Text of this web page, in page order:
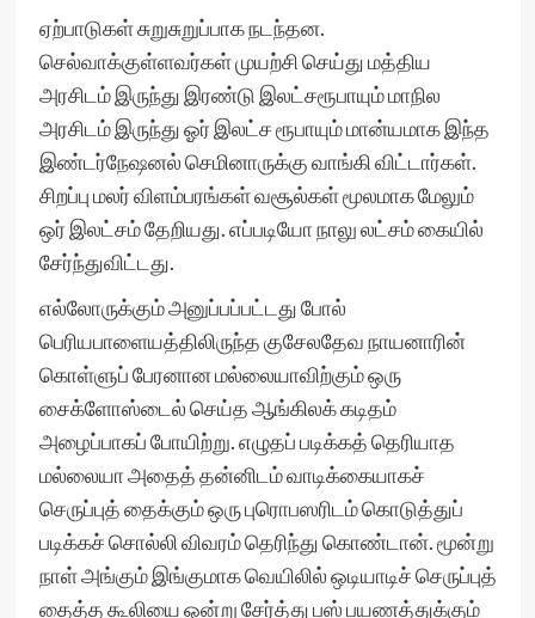
ஏற்பாடுகள் சுறுசுறுப்பாக நடந்தன.
செல்வாக்குள்ளவர்கள் முயற்சி செய்து மத்திய
அரசிடம் இருந்து இரண்டு இலட்சரூபாயும் மாநில
அரசிடம் இருந்து ஓர் இலட்ச ரூபாயும் மான்யமாக இந்த
இண்டர்நேஷனல் செமினாருக்கு வாங்கி விட்டார்கள்.
சிறப்பு மலர் விளம்பரங்கள் வசூல்கள் மூலமாக மேலும்
ஒர் இலட்சம் தேறியது. எப்படியோ நாலு லட்சம் கையில்
சேர்ந்துவிட்டது.
எல்லோருக்கும் அனுப்பப்பட்டது போல்
பெரியபாளையத்திலிருந்த குசேலதேவ நாயனாரின்
கொள்ளுப் பேரனான மல்லையாவிற்கும் ஒரு
சைக்ளோஸ்டைல் செய்த ஆங்கிலக் கடிதம்
அழைப்பாகப் போயிற்று. எழுதப் படிக்கத் தெரியாத
மல்லையா அதைத் தன்னிடம் வாடிக்கையாகச்
செருப்புத் தைக்கும் ஒரு புரொபஸரிடம் கொடுத்துப்
படிக்கச் சொல்லி விவரம் தெரிந்து கொண்டான். மூன்று
நாள் அங்கும் இங்குமாக வெயிலில் ஒடியாடிச் செருப்புத்
தைத்த கூலியை ஒன்று சேர்த்து பஸ் பயணத்துக்கும்